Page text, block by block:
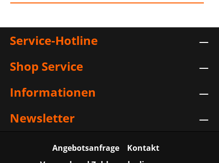
Service-Hotline
Shop Service
Informationen
Newsletter
Angebotsanfrage
Kontakt